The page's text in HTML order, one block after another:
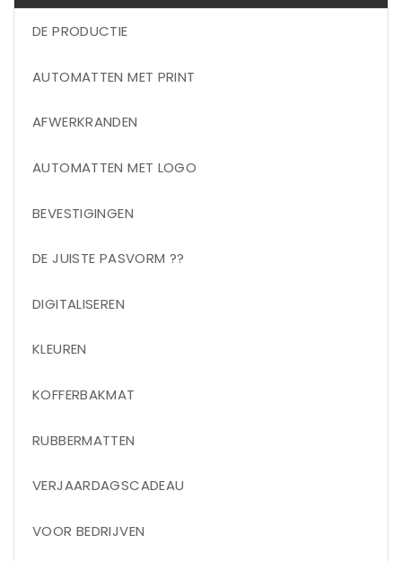
DE PRODUCTIE
AUTOMATTEN MET PRINT
AFWERKRANDEN
AUTOMATTEN MET LOGO
BEVESTIGINGEN
DE JUISTE PASVORM ??
DIGITALISEREN
KLEUREN
KOFFERBAKMAT
RUBBERMATTEN
VERJAARDAGSCADEAU
VOOR BEDRIJVEN